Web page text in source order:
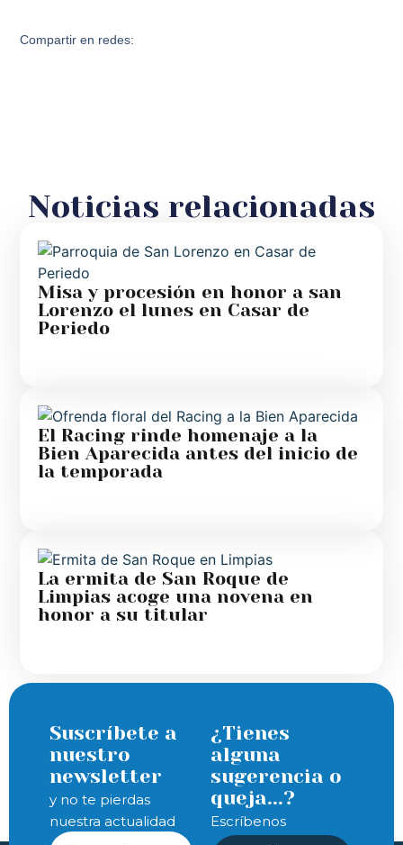
Compartir en redes:
Noticias relacionadas
Misa y procesión en honor a san
Lorenzo el lunes en Casar de
Periedo
El Racing rinde homenaje a la
Bien Aparecida antes del inicio de
la temporada
La ermita de San Roque de
Limpias acoge una novena en
honor a su titular
Suscríbete a
nuestro
newsletter
y no te pierdas
nuestra actualidad
¿Tienes
alguna
sugerencia o
queja...?
Escríbenos